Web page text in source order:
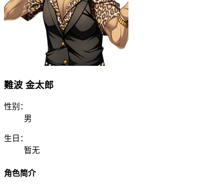
難波 金太郎
性别：
男
生日：
暂无
角色简介